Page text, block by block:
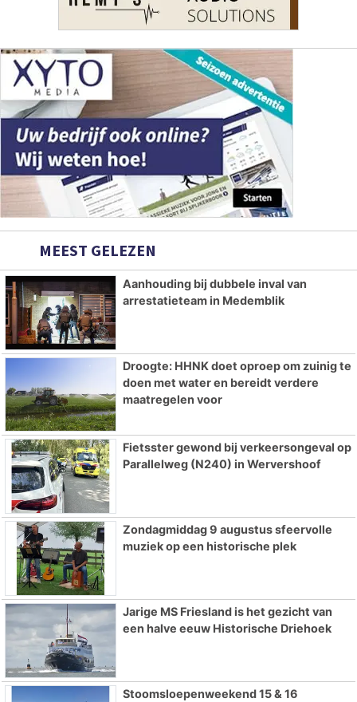
MEEST GELEZEN
Aanhouding bij dubbele inval van
arrestatieteam in Medemblik
Droogte: HHNK doet oproep om zuinig te
doen met water en bereidt verdere
maatregelen voor
Fietsster gewond bij verkeersongeval op
Parallelweg (N240) in Wervershoof
Zondagmiddag 9 augustus sfeervolle
muziek op een historische plek
Jarige MS Friesland is het gezicht van
een halve eeuw Historische Driehoek
Stoomsloepenweekend 15 & 16